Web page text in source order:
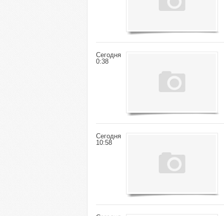
Сегодня
0:38
Сегодня
10:58